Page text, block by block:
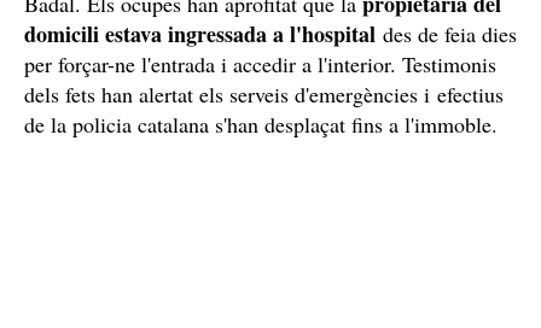
domicili estava ingressada a l'hospital des de feia dies
per forçar-ne l'entrada i accedir a l'interior. Testimonis
dels fets han alertat els serveis d'emergències i efectius
de la policia catalana s'han desplaçat fins a l'immoble.